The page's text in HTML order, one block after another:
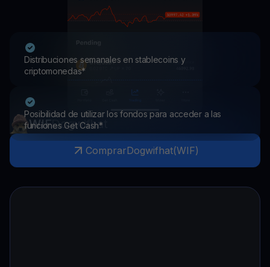
Distribuciones semanales en stablecoins y
criptomonedas*
Posibilidad de utilizar los fondos para acceder a las
funciones Get Cash*
WIFDogwifhat
ComprarDogwifhat(WIF)